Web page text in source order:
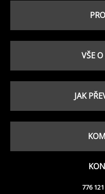
VŠE
JAK
776